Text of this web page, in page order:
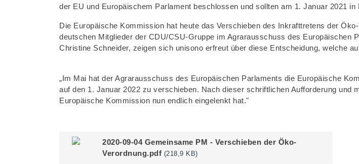
der EU und Europäischem Parlament beschlossen und sollten am 1. Januar 2021 in
Die Europäische Kommission hat heute das Verschieben des Inkrafttretens der
deutschen Mitglieder der CDU/CSU-Gruppe im Agrarausschuss des Europäischen
Christine Schneider, zeigen sich unisono erfreut über diese Entscheidung, welche
„Im Mai hat der Agrarausschuss des Europäischen Parlaments die Europäische
auf den 1. Januar 2022 zu verschieben. Nach dieser schriftlichen Aufforderung
Europäische Kommission nun endlich eingelenkt hat."
2020-09-04 Gemeinsame PM - Verschieben der Öko-
Verordnung.pdf (218,9 KB)